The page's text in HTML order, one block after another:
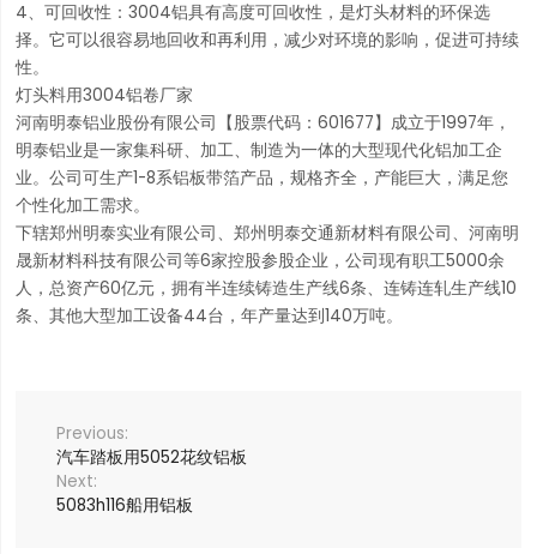
4、可回收性：3004铝具有高度可回收性，是灯头材料的环保选
择。它可以很容易地回收和再利用，减少对环境的影响，促进可持续
性。
灯头料用3004铝卷厂家
河南明泰铝业股份有限公司【股票代码：601677】成立于1997年，
明泰铝业是一家集科研、加工、制造为一体的大型现代化铝加工企
业。公司可生产1-8系铝板带箔产品，规格齐全，产能巨大，满足您
个性化加工需求。
下辖郑州明泰实业有限公司、郑州明泰交通新材料有限公司、河南明
晟新材料科技有限公司等6家控股参股企业，公司现有职工5000余
人，总资产60亿元，拥有半连续铸造生产线6条、连铸连轧生产线10
条、其他大型加工设备44台，年产量达到140万吨。
汽车踏板用5052花纹铝板
5083h116船用铝板